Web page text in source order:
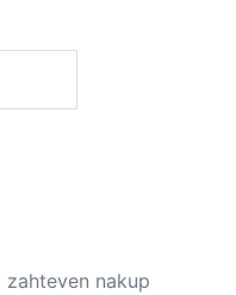
nakup